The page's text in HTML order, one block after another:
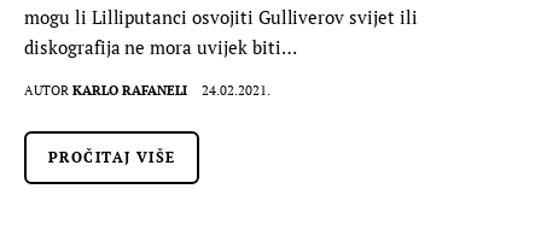
mogu li Lilliputanci osvojiti Gulliverov svijet ili
diskografija ne mora uvijek biti…
AUTOR KARLO RAFANELI 24.02.2021.
PROČITAJ VIŠE